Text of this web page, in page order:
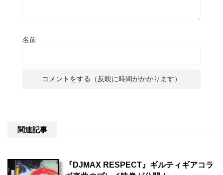
名前
関連記事
『DJMAX RESPECT』ギルティギアコラ